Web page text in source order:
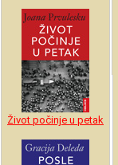
Život počinje u petak